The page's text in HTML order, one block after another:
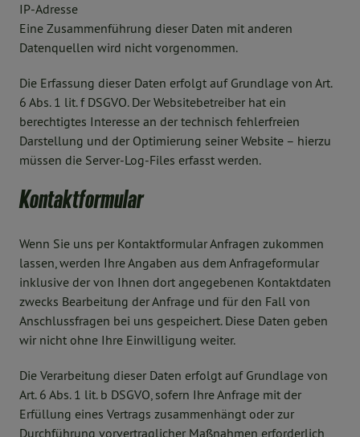
IP-Adresse
Eine Zusammenführung dieser Daten mit anderen
Datenquellen wird nicht vorgenommen.
Die Erfassung dieser Daten erfolgt auf Grundlage von Art.
6 Abs. 1 lit. f DSGVO. Der Websitebetreiber hat ein
berechtigtes Interesse an der technisch fehlerfreien
Darstellung und der Optimierung seiner Website – hierzu
müssen die Server-Log-Files erfasst werden.
Kontaktformular
Wenn Sie uns per Kontaktformular Anfragen zukommen
lassen, werden Ihre Angaben aus dem Anfrageformular
inklusive der von Ihnen dort angegebenen Kontaktdaten
zwecks Bearbeitung der Anfrage und für den Fall von
Anschlussfragen bei uns gespeichert. Diese Daten geben
wir nicht ohne Ihre Einwilligung weiter.
Die Verarbeitung dieser Daten erfolgt auf Grundlage von
Art. 6 Abs. 1 lit. b DSGVO, sofern Ihre Anfrage mit der
Erfüllung eines Vertrags zusammenhängt oder zur
Durchführung vorvertraglicher Maßnahmen erforderlich